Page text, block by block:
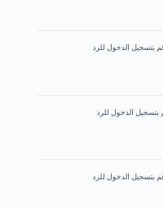
بتسجيل الدخول للرد
بتسجيل الدخول للرد
بتسجيل الدخول للرد